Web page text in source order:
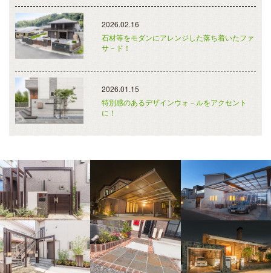
2026.02.16
石材等をモダンにアレンジした落ち着いたファ
サ－ド！
2026.01.15
特別感のあるデザインウォ－ルをアクセント
に！